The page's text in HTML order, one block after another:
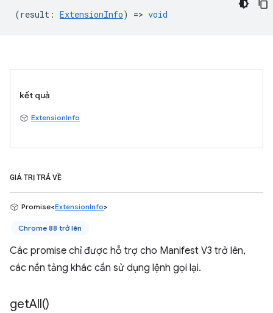
(result : ExtensionInfo) => void
kết quả
ExtensionInfo
GIÁ TRỊ TRẢ VỀ
Promise<ExtensionInfo>
Chrome 88 trở lên
Các promise chỉ được hỗ trợ cho Manifest V3 trở lên,
các nền tảng khác cần sử dụng lệnh gọi lại.
getAll()